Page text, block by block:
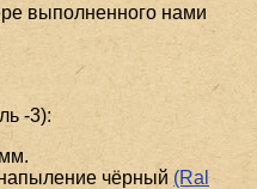
выполненного нами
-3):
чёрный (Ral